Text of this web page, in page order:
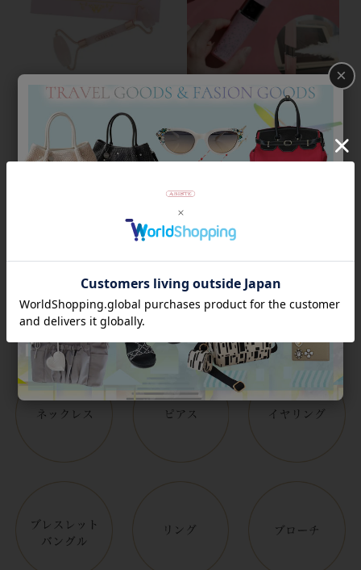
天然石フェイシャルマッサージ
ローラー/2129533-
7,700 税込
ハンディナノミスト/2221110-
¥ 9,900 税込
Category
×